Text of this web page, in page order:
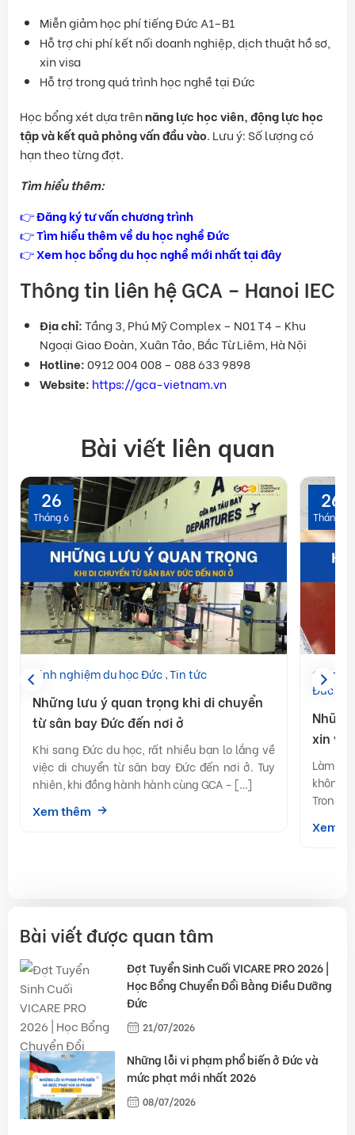
Miễn giảm học phí tiếng Đức A1–B1
Hỗ trợ chi phí kết nối doanh nghiệp, dịch thuật hồ sơ,
xin visa
Hỗ trợ trong quá trình học nghề tại Đức
Học bổng xét dựa trênnăng lực học viên, động lực học
tập và kết quả phỏng vấn đầu vào. Lưu ý: Số lượng có
hạn theo từng đợt.
Tìm hiểu thêm:
👉Đăng ký tư vấn chương trình
👉Tìm hiểu thêm về du học nghề Đức
👉Xem học bổng du học nghề mới nhất tại đây
Thông tin liên hệ GCA – Hanoi IEC
Địa chỉ:Tầng 3, Phú Mỹ Complex – N01 T4 – Khu
Ngoại Giao Đoàn, Xuân Tảo, Bắc Từ Liêm, Hà Nội
Hotline:0912 004 008 – 088 633 9898
Website: https://gca-vietnam.vn
Bài viết liên quan
26
Tháng 6
Kinh nghiệm du học Đức Tin tức
Những lưu ý quan trọng khi di chuyển
từ sân bay Đức đến nơi ở
Khi sang Đức du học, rất nhiều bạn lo lắng về
việc di chuyển từ sân bay Đức đến nơi ở. Tuy
nhiên, khi đồng hành hành cùng GCA – […]
Xem thêm
26
Tháng 6
Chính
Đức
xin
Làm hồ
Trong
Xem
Bài viết được quan tâm
Đợt Tuyển Sinh Cuối VICARE PRO 2026 |
Học Bổng Chuyển Đổi Bằng Điều Dưỡng
Đức
21/07/2026
Những lỗi vi phạm phổ biến ở Đức và
mức phạt mới nhất 2026
08/07/2026